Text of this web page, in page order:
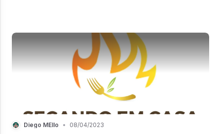
Diego MEllo • 08/04/2023